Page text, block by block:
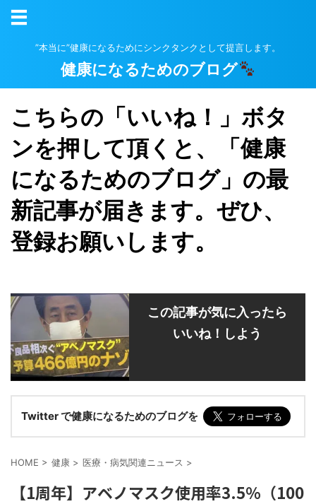
”本当に”健康になるためにシンクタンクとして提言します。
健康になるためのブログ
こちらの「いいね！」ボタ
ンを押して頂くと、「健康
になるためのブログ」の最
新記事が届きます。ぜひ、
登録お願いします。
この記事が気に入ったら
いいね！しよう
Twitter で健康になるためのブログを
HOME > 健康 > 医療・病気関連ニュース >
【1周年】アベノマスク使用率3.5％（100